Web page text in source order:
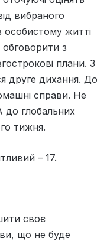
вибраного
особистому життi
з
плани. З
друге дихання. До
справи. Не
до глобальних
тижня.
– 17.
своє
що не буде